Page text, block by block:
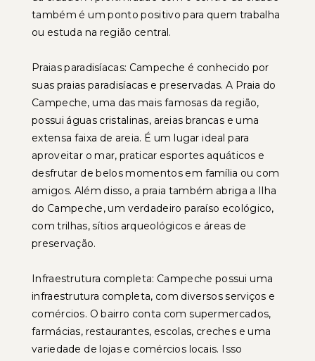
também é um ponto positivo para quem trabalha
ou estuda na região central.
Praias paradisíacas: Campeche é conhecido por
suas praias paradisíacas e preservadas. A Praia do
Campeche, uma das mais famosas da região,
possui águas cristalinas, areias brancas e uma
extensa faixa de areia. É um lugar ideal para
aproveitar o mar, praticar esportes aquáticos e
desfrutar de belos momentos em família ou com
amigos. Além disso, a praia também abriga a Ilha
do Campeche, um verdadeiro paraíso ecológico,
com trilhas, sítios arqueológicos e áreas de
preservação.
Infraestrutura completa: Campeche possui uma
infraestrutura completa, com diversos serviços e
comércios. O bairro conta com supermercados,
farmácias, restaurantes, escolas, creches e uma
variedade de lojas e comércios locais. Isso